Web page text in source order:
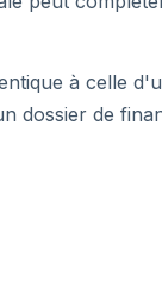
à celle
dossier de